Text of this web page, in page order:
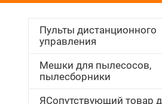
Пульты дистанционного
управления
Мешки для пылесосов,
пылесборники
ЯСопутствующий товар